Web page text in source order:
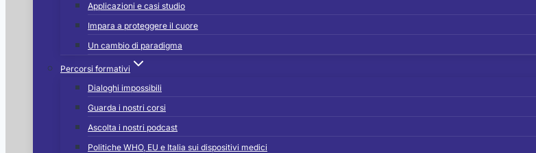
Applicazioni e casi studio
Impara a proteggere il cuore
Un cambio di paradigma
Percorsi formativi
Dialoghi impossibili
Guarda i nostri corsi
Ascolta i nostri podcast
Politiche WHO, EU e Italia sui dispositivi medici